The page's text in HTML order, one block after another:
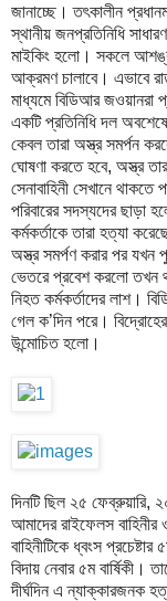
জানাচ্ছে। তৎকালীন
স্থানীয় জনপ্রতিনিধি
মাইকিং হলো। সকলে
আক্রমণ চালাবে। এভাবে
মাধ্যমে বিডিআর জওয়ানরা
একটি প্রতিনিধি দল
কেবল তারা অস্ত্র সমর্পন
ঘোষণা করতে হবে, অস্ত্র
সেনাবাহিনী সেখানে থাকতে
পরিবারের সদস্যদের ছাড়া
কর্মকর্তাকে তারা হত্যা
অস্ত্র সমর্পণ করার পর যখন
ভেতরে প্রবেশ করলো তখন
নিহত কর্মকর্তাদের লাশ।
গেল ক’দিন পরে। বিদ্রোহের
উন্মোচিত হলো।
দিনটি ছিল ২৫
আমাদের রাইফেলস বাহিনীর
বাহিনীটিকে ধ্বংস
বিদায় নেবার ৫ম বার্ষিকী।
দীর্ঘদিন এ ন্যাক্কারজনক